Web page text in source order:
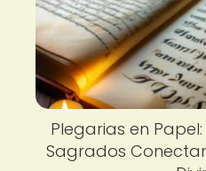
Plegarias en
Sagrados